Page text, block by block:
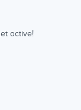
active!